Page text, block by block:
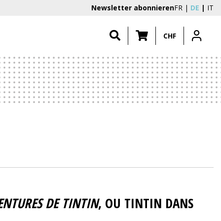
Newsletter abonnierenFR DE IT
CHF
DE TINTIN, OU TINTIN DANS